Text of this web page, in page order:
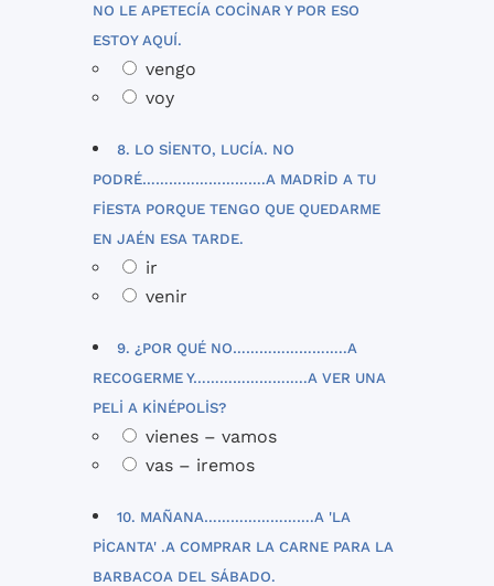
NO LE APETECÍA COCINAR Y POR ESO
ESTOY AQUÍ.
vengo
voy
8. LO SIENTO, LUCÍA. NO
PODRÉ……………………….A MADRID A TU
FIESTA PORQUE TENGO QUE QUEDARME
EN JAÉN ESA TARDE.
ir
venir
9. ¿POR QUÉ NO……………………..A
RECOGERME Y……………………..A VER UNA
PELI A KINÉPOLIS?
vienes – vamos
vas – iremos
10. MAÑANA…………………….A 'LA
PICANTA' .A COMPRAR LA CARNE PARA LA
BARBACOA DEL SÁBADO.